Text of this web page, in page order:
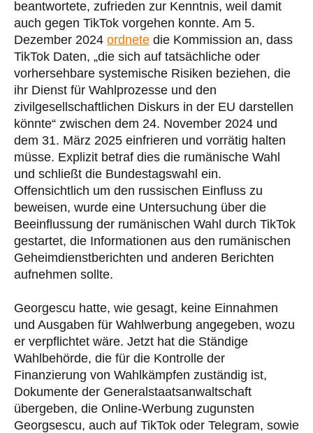
beantwortete, zufrieden zur Kenntnis, weil damit
auch gegen TikTok vorgehen konnte. Am 5.
Dezember 2024 ordnete die Kommission an, dass
TikTok Daten, „die sich auf tatsächliche oder
vorhersehbare systemische Risiken beziehen, die
ihr Dienst für Wahlprozesse und den
zivilgesellschaftlichen Diskurs in der EU darstellen
könnte“ zwischen dem 24. November 2024 und
dem 31. März 2025 einfrieren und vorrätig halten
müsse. Explizit betraf dies die rumänische Wahl
und schließt die Bundestagswahl ein.
Offensichtlich um den russischen Einfluss zu
beweisen, wurde eine Untersuchung über die
Beeinflussung der rumänischen Wahl durch TikTok
gestartet, die Informationen aus den rumänischen
Geheimdienstberichten und anderen Berichten
aufnehmen sollte.
Georgescu hatte, wie gesagt, keine Einnahmen
und Ausgaben für Wahlwerbung angegeben, wozu
er verpflichtet wäre. Jetzt hat die Ständige
Wahlbehörde, die für die Kontrolle der
Finanzierung von Wahlkämpfen zuständig ist,
Dokumente der Generalstaatsanwaltschaft
übergeben, die Online-Werbung zugunsten
Georgsescu, auch auf TikTok oder Telegram, sowie